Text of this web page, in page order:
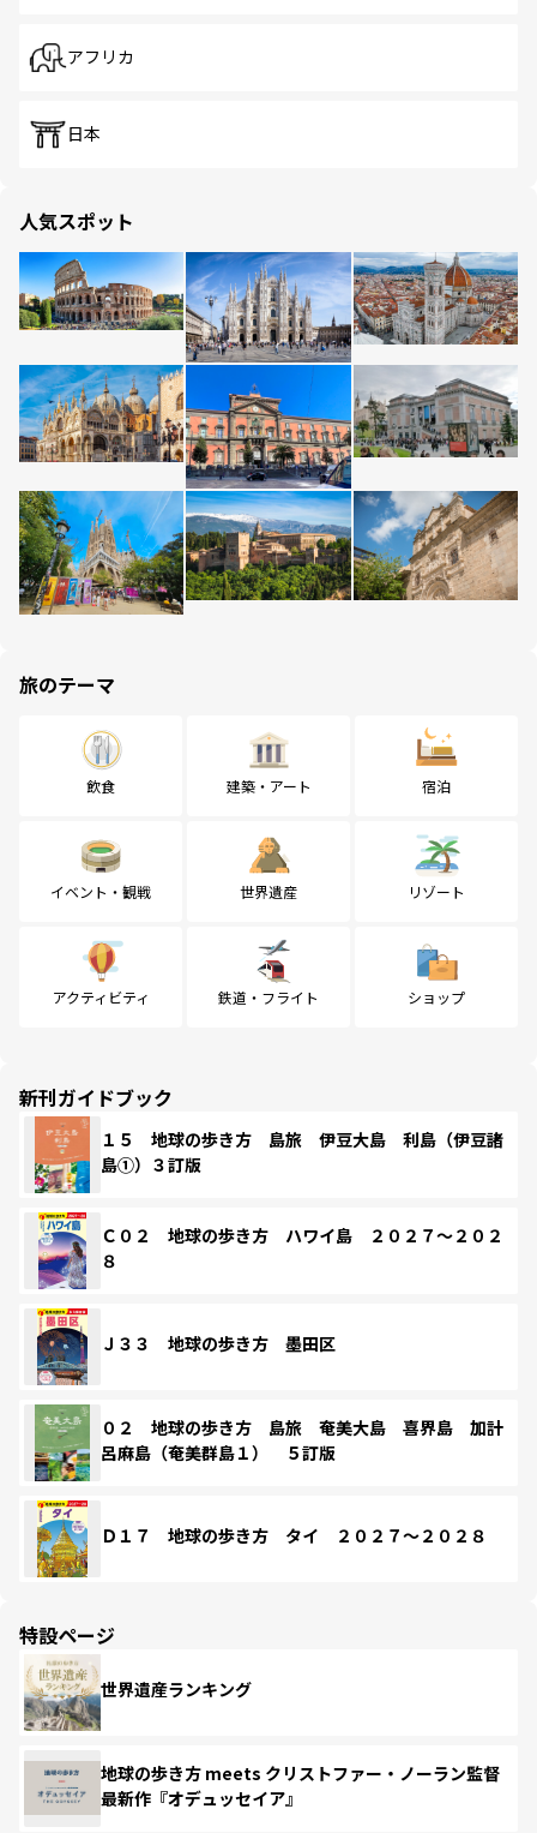
アフリカ
日本
人気スポット
旅のテーマ
飲食 建築・アート 宿泊
イベント・観戦 世界遺産 リゾート
アクティビティ 鉄道・フライト ショップ
新刊ガイドブック
１５ 地球の歩き方 島旅 伊豆大島 利島（伊豆諸
島①）３訂版
Ｃ０２ 地球の歩き方 ハワイ島 ２０２７～２０２
８
Ｊ３３ 地球の歩き方 墨田区
０２ 地球の歩き方 島旅 奄美大島 喜界島 加計
呂麻島（奄美群島１） ５訂版
Ｄ１７ 地球の歩き方 タイ ２０２７～２０２８
特設ページ
世界遺産ランキング
地球の歩き方 meets クリストファー・ノーラン監督
最新作『オデュッセイア』